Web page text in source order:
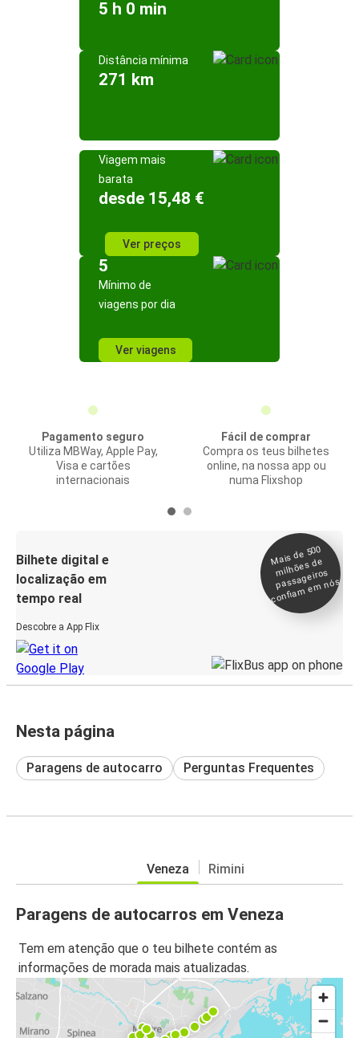
5 h 0 min
Distância mínima
271 km
Viagem mais
barata
desde 15,48 €
Ver preços
5
Mínimo de
viagens por dia
Ver viagens
Pagamento seguro
Utiliza MBWay, Apple Pay,
Visa e cartões
internacionais
Fácil de comprar
Compra os teus bilhetes
online, na nossa app ou
numa Flixshop
Bilhete digital e
localização em
tempo real
Descobre a App Flix
Mais de 500
milhões de
passageiros
confia
m e
m nós
Nesta página
Paragens de autocarro Perguntas Frequentes
Veneza Rimini
Paragens de autocarros em Veneza
Tem em atenção que o teu bilhete contém as
informações de morada mais atualizadas.